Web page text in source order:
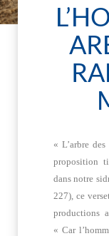
« L’arbre
proposition
dans notre
227), ce
productions
« Car